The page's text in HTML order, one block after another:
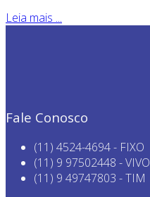
Leia mais ...
Fale Conosco
(11) 4524-4694 - FIXO
(11) 9 97502448 - VIVO
(11) 9 49747803 - TIM